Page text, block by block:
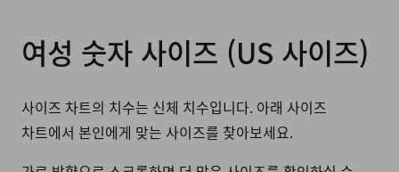
여성 숫자 사이즈 (US 사이즈)
사이즈 차트의 치수는 신체 치수입니다. 아래 사이즈
차트에서 본인에게 맞는 사이즈를 찾아보세요.